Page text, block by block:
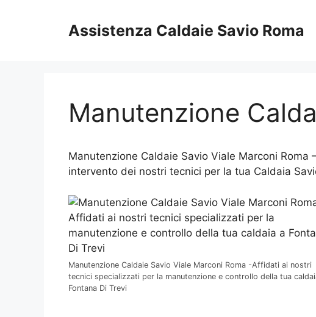
Assistenza Caldaie Savio Roma
Manutenzione
Manutenzione Caldaie Savio Viale Marconi
intervento dei nostri tecnici per la tua Caldaia
Manutenzione Caldaie Savio Viale Marconi Roma -Affidati ai nostri
tecnici specializzati per la manutenzione e controllo della tua
Fontana Di Trevi